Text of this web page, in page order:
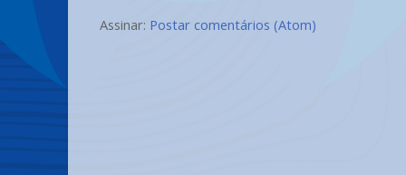
Assinar: Postar comentários (Atom)